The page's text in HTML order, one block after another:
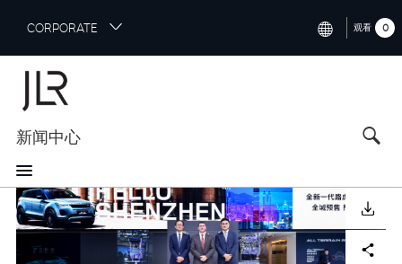
i
m
n
c
o
CORPORATE
CHINA (中国（中文))
FRANCE (FRANÇAIS)
SPAIN (ESPAÑOL)
观看 0
新闻中心
Image
下载
Facebook
X LinkedInShare